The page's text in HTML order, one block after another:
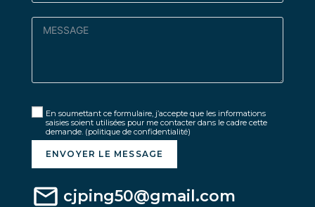
En soumettant ce formulaire, j’accepte que les informations
saisies soient utilisées pour me contacter dans le cadre cette
demande. (politique de confidentialité)
ENVOYER LE MESSAGE
cjping50@gmail.com